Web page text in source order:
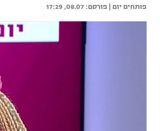
פותחים יום | 08.07, 17:29